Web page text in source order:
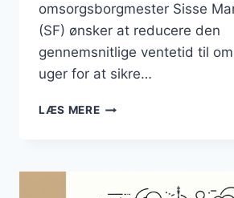
omsorgsborgmester Sisse
(SF) ønsker at reducere den
gennemsnitlige ventetid til
uger for at sikre…
LÆS MEREKØBENHAVNERE
HJÆLP